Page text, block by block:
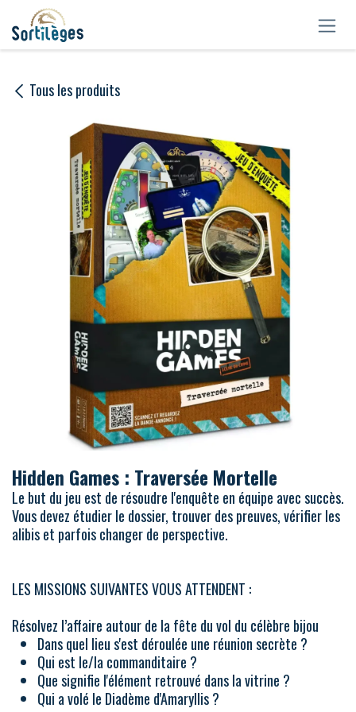
Se rendre au contenu
Tous les produits
Hidden Games : Traversée Mortelle
Le but du jeu est de résoudre l'enquête en équipe avec succès.
Vous devez étudier le dossier, trouver des preuves, vérifier les
alibis et parfois changer de perspective.
LES MISSIONS SUIVANTES VOUS ATTENDENT :
Résolvez l’affaire autour de la fête du vol du célèbre bijou
Dans quel lieu s'est déroulée une réunion secrète ?
Qui est le/la commanditaire ?
Que signifie l'élément retrouvé dans la vitrine ?
Qui a volé le Diadème d'Amaryllis ?